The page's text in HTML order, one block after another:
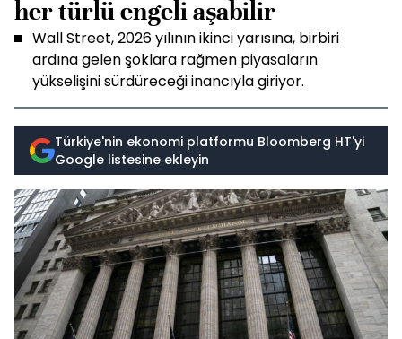
her türlü engeli aşabilir
Wall Street, 2026 yılının ikinci yarısına, birbiri
ardına gelen şoklara rağmen piyasaların
yükselişini sürdüreceği inancıyla giriyor.
Türkiye'nin ekonomi platformu Bloomberg HT'yi
Google listesine ekleyin